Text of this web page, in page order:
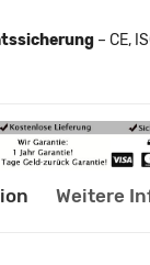
– CE,
Weitere